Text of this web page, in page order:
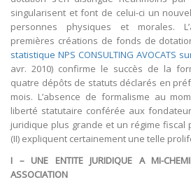
singularisent et font de celui-ci un
personnes physiques et morales.
premières créations de fonds de
statistique NPS CONSULTING AVOCATS
avr. 2010) confirme le succès de la
quatre dépôts de statuts déclarés en
mois. L’absence de formalisme au
liberté statutaire conférée aux
juridique plus grande et un régime fiscal
(II) expliquent certainement une telle
I – UNE ENTITE JURIDIQUE A MI-
ASSOCIATION